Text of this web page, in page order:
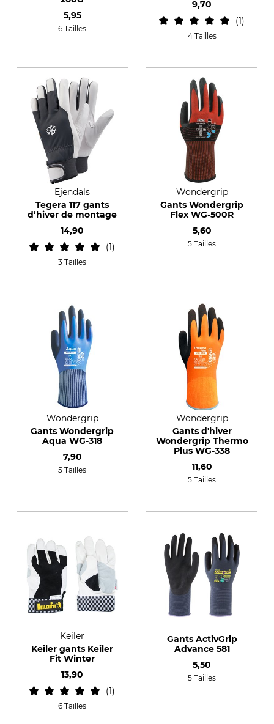
5,95
6 Tailles
9,70
1
4 Tailles
Ejendals
Tegera 117 gants
d’hiver de montage
14,90
1
3 Tailles
Wondergrip
Gants Wondergrip
Flex WG-500R
5,60
5 Tailles
Wondergrip
Gants Wondergrip
Aqua WG-318
7,90
5 Tailles
Wondergrip
Gants d'hiver
Wondergrip Thermo
Plus WG-338
11,60
5 Tailles
Keiler
Keiler gants Keiler
Fit Winter
13,90
1
6 Tailles
Gants ActivGrip
Advance 581
5,50
5 Tailles